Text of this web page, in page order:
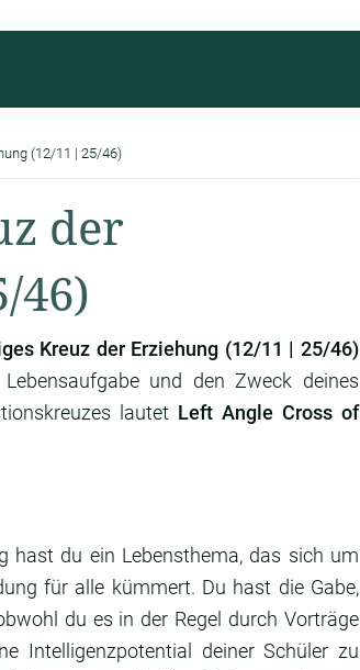
(12/11 | 25/46)
der
46)
Kreuz der Erziehung (12/11 | 25/46)
und den Zweck deines
lautet Left Angle Cross of
hast du ein Lebensthema, das sich um
für alle kümmert. Du hast die Gabe,
du es in der Regel durch Vorträge
Intelligenzpotential deiner Schüler zu